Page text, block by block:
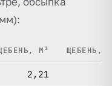
М³ ЩЕБЕНЬ, Т
2,21